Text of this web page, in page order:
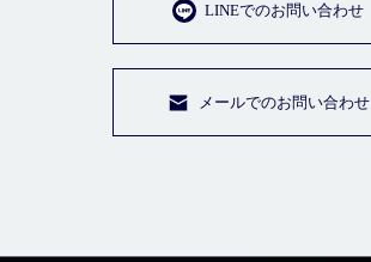
LINEでのお問い合わせ
メールでのお問い合わせ